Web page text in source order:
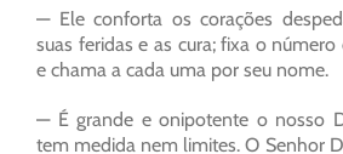
— Ele conforta os corações
suas feridas e as cura; fixa o
e chama a cada uma por seu nome.
— É grande e onipotente o nosso
tem medida nem limites. O Senhor